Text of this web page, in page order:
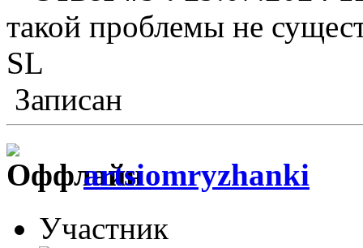
такой проблемы не
SL
Записан
artsiomryzhanki
Участник